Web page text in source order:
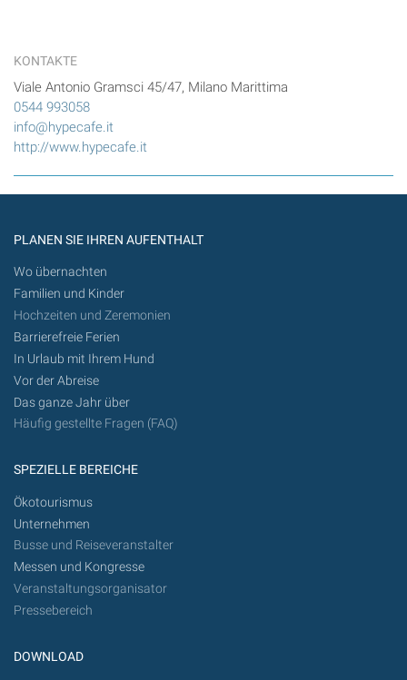
KONTAKTE
Viale Antonio Gramsci 45/47, Milano Marittima
0544 993058
info@hypecafe.it
http://www.hypecafe.it
PLANEN SIE IHREN AUFENTHALT
Wo übernachten
Familien und Kinder
Hochzeiten und Zeremonien
Barrierefreie Ferien
In Urlaub mit Ihrem Hund
Vor der Abreise
Das ganze Jahr über
Häufig gestellte Fragen (FAQ)
SPEZIELLE BEREICHE
Ökotourismus
Unternehmen
Busse und Reiseveranstalter
Messen und Kongresse
Veranstaltungsorganisator
Pressebereich
DOWNLOAD